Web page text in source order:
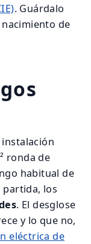
. Guárdalo
de
instalación
ronda de
habitual de
partida, los
. El desglose
y lo que no,
eléctrica de